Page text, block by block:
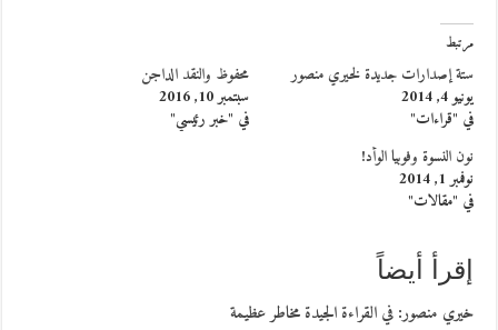
مرتبط
ستة إصدارات جديدة لخيري منصور
يونيو 4, 2014
في "قراءات"
محفوظ والنقد الداجن
سبتمبر 10, 2016
في "خبر رئيسي"
نون النسوة وفوبيا الوأْد!
نوفمبر 1, 2014
في "مقالات"
إقرأ أيضاً
خيري منصور: في القراءة الجيدة مخاطر عظيمة